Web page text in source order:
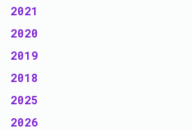
2021
2020
2019
2018
2025
2026